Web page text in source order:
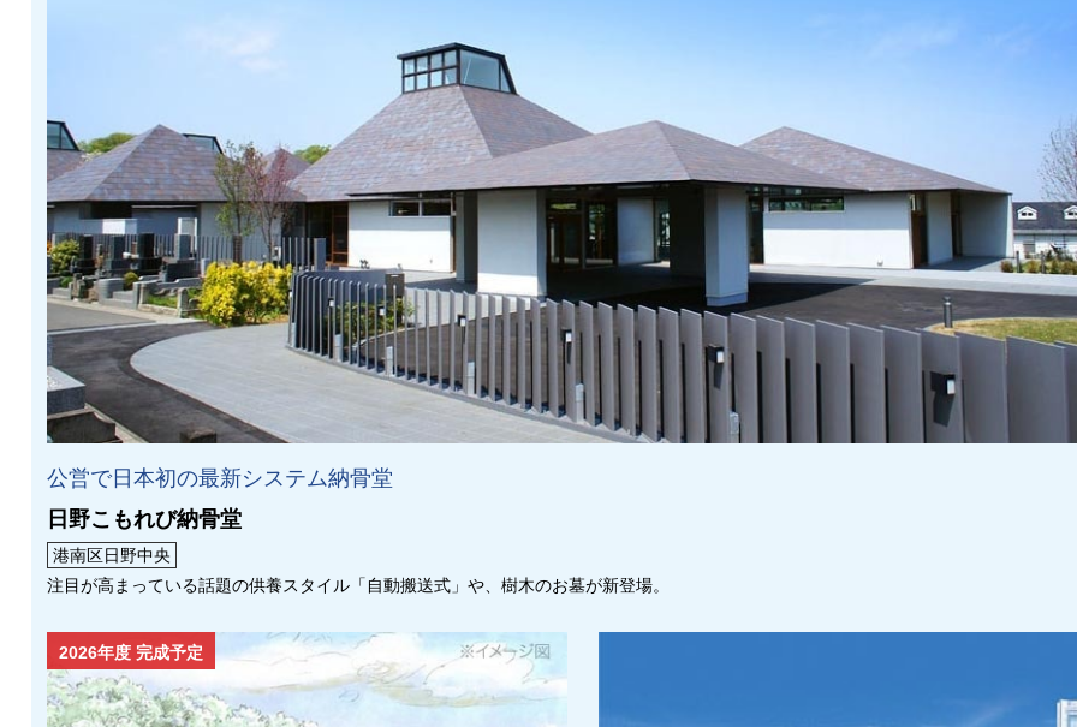
公営で日本初の最新システム納骨堂
日野こもれび納骨堂
港南区日野中央
注目が高まっている話題の供養スタイル「自動搬送式」や、樹木のお墓が新登場。
2026年度 完成予定